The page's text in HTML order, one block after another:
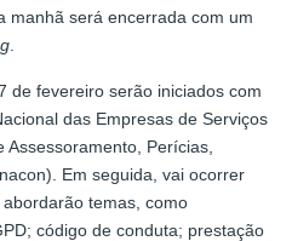
manhã será encerrada com um
de fevereiro serão iniciados com
das Empresas de Serviços
Perícias,
Em seguida, vai ocorrer
temas, como
código de conduta; prestação